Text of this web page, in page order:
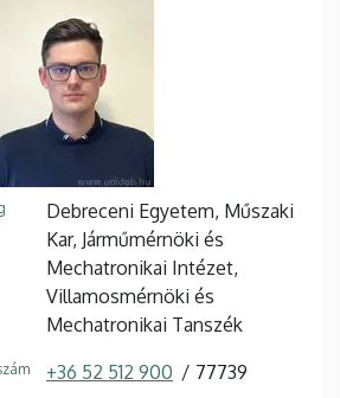
Debreceni Egyetem, Műszaki
Kar, Járműmérnöki és
Mechatronikai Intézet,
Villamosmérnöki és
Mechatronikai Tanszék
+36 52 512 900 77739